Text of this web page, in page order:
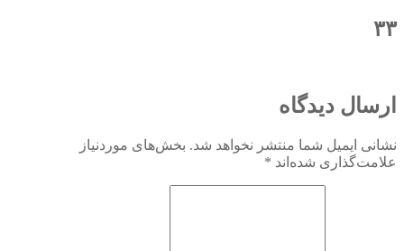
۳۳
ارسال دیدگاه
نشانی ایمیل شما منتشر نخواهد شد. بخش‌های موردنیاز
علامت‌گذاری شده‌اند *